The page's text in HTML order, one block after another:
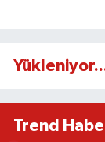
Trend